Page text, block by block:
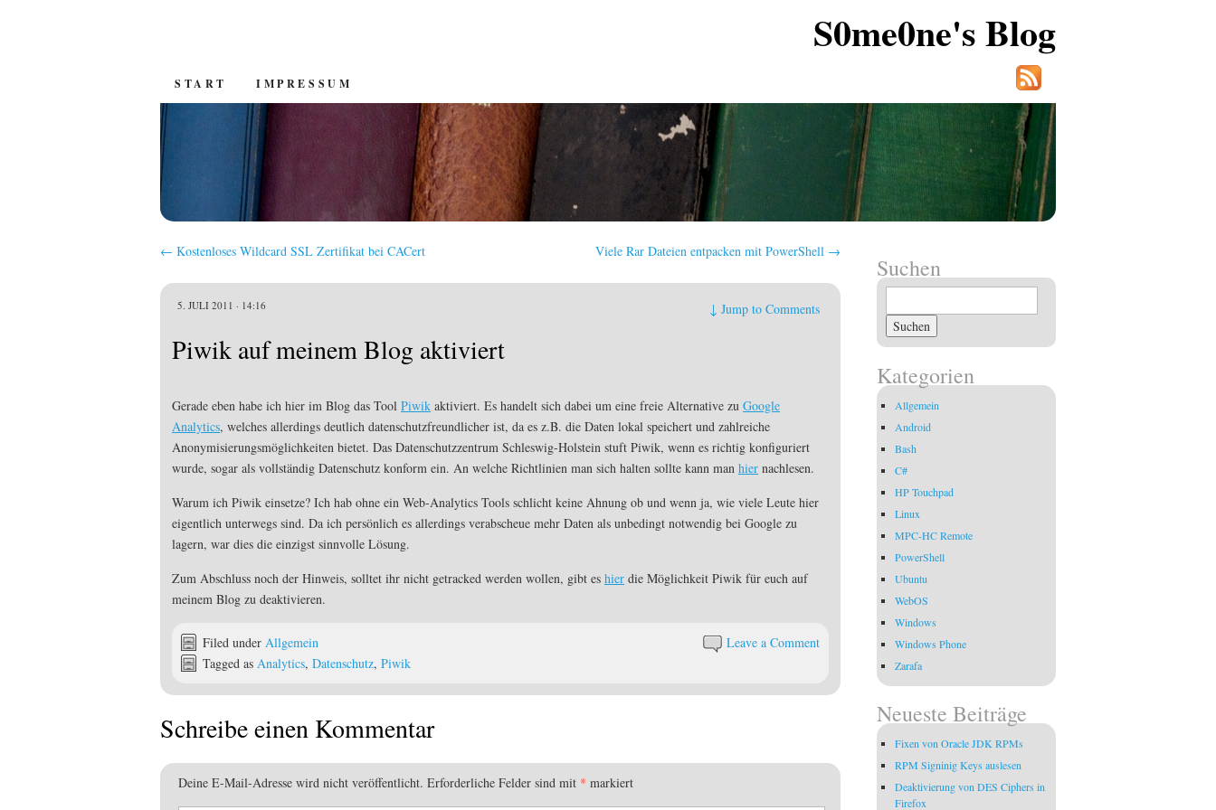
S0me0ne's Blog
SKIP
CONTENT
START IMPRESSUM
← Kostenloses Wildcard SSL Zertifikat bei CACert Viele Rar Dateien entpacken mit PowerShell →
5. JULI 2011 · 14:16 ↓Jump to Comments
Piwik auf meinem Blog aktiviert
Gerade eben habe ich hier im Blog das Tool Piwik aktiviert. Es handelt sich dabei um eine freie Alternative zu Google
Analytics, welches allerdings deutlich datenschutzfreundlicher ist, da es z.B. die Daten lokal speichert und zahlreiche
Anonymisierungsmöglichkeiten bietet. Das Datenschutzzentrum Schleswig-Holstein stuft Piwik, wenn es richtig konfiguriert
wurde, sogar als vollständig Datenschutz konform ein. An welche Richtlinien man sich halten sollte kann man hier nachlesen.
Warum ich Piwik einsetze? Ich hab ohne ein Web-Analytics Tools schlicht keine Ahnung ob und wenn ja, wie viele Leute hier
eigentlich unterwegs sind. Da ich persönlich es allerdings verabscheue mehr Daten als unbedingt notwendig bei Google zu
lagern, war dies die einzigst sinnvolle Lösung.
Zum Abschluss noch der Hinweis, solltet ihr nicht getracked werden wollen, gibt es hier die Möglichkeit Piwik für euch auf
meinem Blog zu deaktivieren.
Leave a Comment
Filed under Allgemein
Tagged as Analytics, Datenschutz, Piwik
Schreibe einen Kommentar
Deine E-Mail-Adresse wird nicht veröffentlicht. Erforderliche Felder sind mit * markiert
Suchen
nach:
Kategorien
Allgemein
Android
Bash
C#
HP Touchpad
Linux
MPC-HC Remote
PowerShell
Ubuntu
WebOS
Windows
Windows Phone
Zarafa
Neueste Beiträge
Fixen von Oracle JDK RPMs
RPM Signinig Keys auslesen
Deaktivierung von DES Ciphers in
Firefox